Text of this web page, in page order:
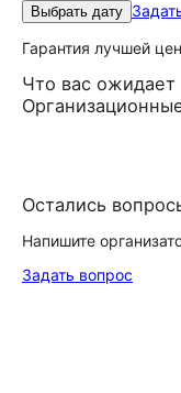
Выбрать дату
Гарантия лучшей
Что вас ожидает
Остались
Напишите
Задать вопрос